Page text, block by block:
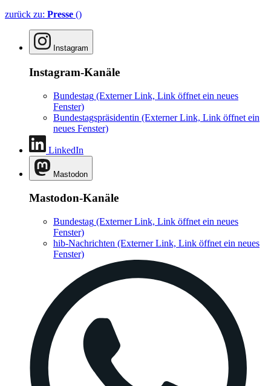
zurück zu: Presse ()
Instagram
Instagram-Kanäle
Bundestag (Externer Link, Link öffnet ein neues
Fenster)
Bundestagspräsidentin (Externer Link, Link öffnet ein
neues Fenster)
LinkedIn
Mastodon
Mastodon-Kanäle
Bundestag (Externer Link, Link öffnet ein neues
Fenster)
hib-Nachrichten (Externer Link, Link öffnet ein neues
Fenster)